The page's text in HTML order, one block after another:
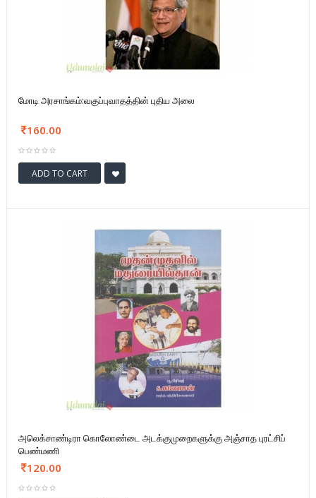
மோடி அரசாங்கம்:வகுப்புவாதத்தின் புதிய அலை
160.00
ADD TO CART
அலெக்சாண்டிரா கொலோண்டை அடக்குமுறைகளுக்கு அஞ்சாத புரட்சிப்
பெண்மணி
120.00